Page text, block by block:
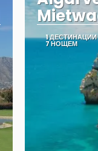
1 ДЕСТИНАЦИИ
7 НОЩЕМ